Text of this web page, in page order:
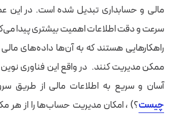
مالی و حسابداری تبدیل شده است. در این
سرعت و دقت اطلاعات اهمیت بیشتری پیدا
راهکارهایی هستند که به آن‌ها داده‌های
ممکن مدیریت کنند. در واقع این فناوری
آسان و سریع به اطلاعات مالی از طریق
چیست؟) ، امکان مدیریت حساب‌ها را از هر